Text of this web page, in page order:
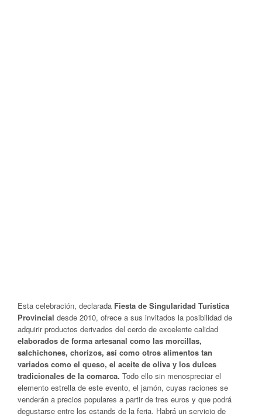
Esta celebración, declarada Fiesta de Singularidad Turística
Provincial desde 2010, ofrece a sus invitados la posibilidad de
adquirir productos derivados del cerdo de excelente calidad
elaborados de forma artesanal como las morcillas,
salchichones, chorizos, así como otros alimentos tan
variados como el queso, el aceite de oliva y los dulces
tradicionales de la comarca. Todo ello sin menospreciar el
elemento estrella de este evento, el jamón, cuyas raciones se
venderán a precios populares a partir de tres euros y que podrá
degustarse entre los estands de la feria. Habrá un servicio de